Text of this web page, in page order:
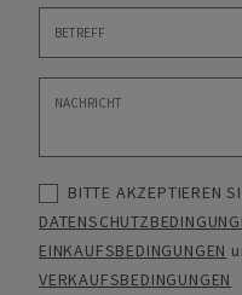
BITTE AKZEPTIEREN
EINKAUFSBEDINGUNGEN
VERKAUFSBEDINGUNGEN